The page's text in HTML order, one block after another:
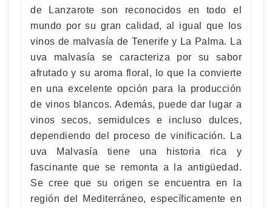
de Lanzarote son reconocidos en todo el
mundo por su gran calidad, al igual que los
vinos de malvasía de Tenerife y La Palma. La
uva malvasía se caracteriza por su sabor
afrutado y su aroma floral, lo que la convierte
en una excelente opción para la producción
de vinos blancos. Además, puede dar lugar a
vinos secos, semidulces e incluso dulces,
dependiendo del proceso de vinificación. La
uva Malvasía tiene una historia rica y
fascinante que se remonta a la antigüedad.
Se cree que su origen se encuentra en la
región del Mediterráneo, específicamente en